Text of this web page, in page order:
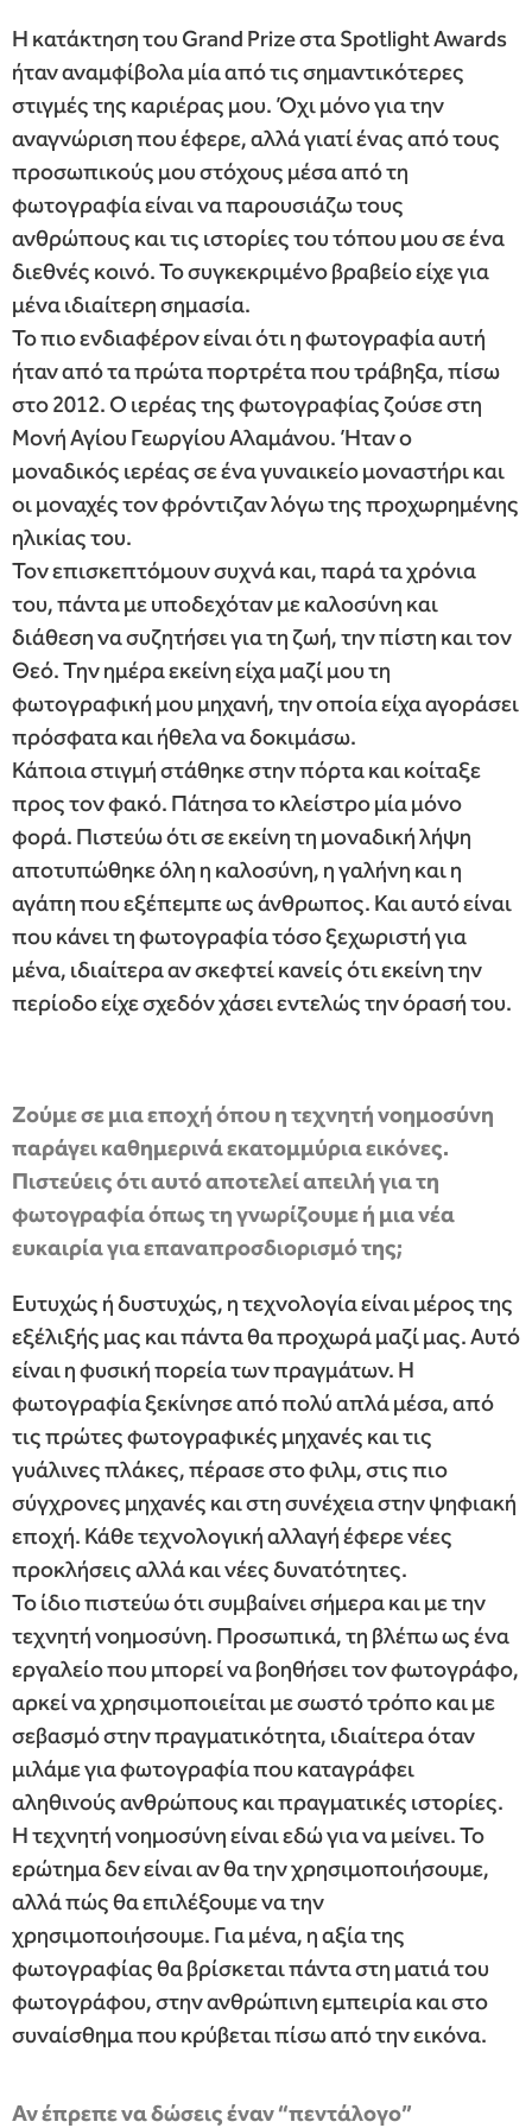
Η κατάκτηση του Grand Prize στα Spotlight Awards
ήταν αναμφίβολα μία από τις σημαντικότερες
στιγμές της καριέρας μου. Όχι μόνο για την
αναγνώριση που έφερε, αλλά γιατί ένας από τους
προσωπικούς μου στόχους μέσα από τη
φωτογραφία είναι να παρουσιάζω τους
ανθρώπους και τις ιστορίες του τόπου μου σε ένα
διεθνές κοινό. Το συγκεκριμένο βραβείο είχε για
μένα ιδιαίτερη σημασία.
Το πιο ενδιαφέρον είναι ότι η φωτογραφία αυτή
ήταν από τα πρώτα πορτρέτα που τράβηξα, πίσω
στο 2012. Ο ιερέας της φωτογραφίας ζούσε στη
Μονή Αγίου Γεωργίου Αλαμάνου. Ήταν ο
μοναδικός ιερέας σε ένα γυναικείο μοναστήρι και
οι μοναχές τον φρόντιζαν λόγω της προχωρημένης
ηλικίας του.
Τον επισκεπτόμουν συχνά και, παρά τα χρόνια
του, πάντα με υποδεχόταν με καλοσύνη και
διάθεση να συζητήσει για τη ζωή, την πίστη και τον
Θεό. Την ημέρα εκείνη είχα μαζί μου τη
φωτογραφική μου μηχανή, την οποία είχα αγοράσει
πρόσφατα και ήθελα να δοκιμάσω.
Κάποια στιγμή στάθηκε στην πόρτα και κοίταξε
προς τον φακό. Πάτησα το κλείστρο μία μόνο
φορά. Πιστεύω ότι σε εκείνη τη μοναδική λήψη
αποτυπώθηκε όλη η καλοσύνη, η γαλήνη και η
αγάπη που εξέπεμπε ως άνθρωπος. Και αυτό είναι
που κάνει τη φωτογραφία τόσο ξεχωριστή για
μένα, ιδιαίτερα αν σκεφτεί κανείς ότι εκείνη την
περίοδο είχε σχεδόν χάσει εντελώς την όρασή του.
Ζούμε σε μια εποχή όπου η τεχνητή νοημοσύνη
παράγει καθημερινά εκατομμύρια εικόνες.
Πιστεύεις ότι αυτό αποτελεί απειλή για τη
φωτογραφία όπως τη γνωρίζουμε ή μια νέα
ευκαιρία για επαναπροσδιορισμό της;
Ευτυχώς ή δυστυχώς, η τεχνολογία είναι μέρος της
εξέλιξής μας και πάντα θα προχωρά μαζί μας. Αυτό
είναι η φυσική πορεία των πραγμάτων. Η
φωτογραφία ξεκίνησε από πολύ απλά μέσα, από
τις πρώτες φωτογραφικές μηχανές και τις
γυάλινες πλάκες, πέρασε στο φιλμ, στις πιο
σύγχρονες μηχανές και στη συνέχεια στην ψηφιακή
εποχή. Κάθε τεχνολογική αλλαγή έφερε νέες
προκλήσεις αλλά και νέες δυνατότητες.
Το ίδιο πιστεύω ότι συμβαίνει σήμερα και με την
τεχνητή νοημοσύνη. Προσωπικά, τη βλέπω ως ένα
εργαλείο που μπορεί να βοηθήσει τον φωτογράφο,
αρκεί να χρησιμοποιείται με σωστό τρόπο και με
σεβασμό στην πραγματικότητα, ιδιαίτερα όταν
μιλάμε για φωτογραφία που καταγράφει
αληθινούς ανθρώπους και πραγματικές ιστορίες.
Η τεχνητή νοημοσύνη είναι εδώ για να μείνει. Το
ερώτημα δεν είναι αν θα την χρησιμοποιήσουμε,
αλλά πώς θα επιλέξουμε να την
χρησιμοποιήσουμε. Για μένα, η αξία της
φωτογραφίας θα βρίσκεται πάντα στη ματιά του
φωτογράφου, στην ανθρώπινη εμπειρία και στο
συναίσθημα που κρύβεται πίσω από την εικόνα.
⁠Αν έπρεπε να δώσεις έναν “πεντάλογο”